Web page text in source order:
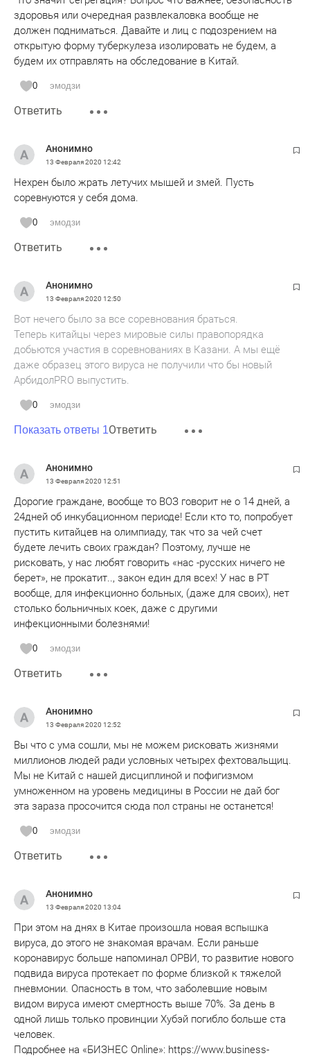
здоровья или очередная развлекаловка вообще не
должен подниматься. Давайте и лиц с подозрением на
открытую форму туберкулеза изолировать не будем, а
будем их отправлять на обследование в Китай.
0 эмодзи
Ответить
Анонимно
13 Февраля 2020 12:42
Нехрен было жрать летучих мышей и змей. Пусть
соревнуются у себя дома.
0 эмодзи
Ответить
Анонимно
13 Февраля 2020 12:50
Вот нечего было за все соревнования браться.
Теперь китайцы через мировые силы правопорядка
добьются участия в соревнованиях в Казани. А мы ещё
даже образец этого вируса не получили что бы новый
АрбидолPRO выпустить.
0 эмодзи
Показать ответы 1Ответить
Анонимно
13 Февраля 2020 12:51
Дорогие граждане, вообще то ВОЗ говорит не о 14 дней, а
24дней об инкубационном периоде! Если кто то, попробует
пустить китайцев на олимпиаду, так что за чей счет
будете лечить своих граждан? Поэтому, лучше не
рисковать, у нас любят говорить «нас -русских ничего не
берет», не прокатит.., закон един для всех! У нас в РТ
вообще, для инфекционно больных, (даже для своих), нет
столько больничных коек, даже с другими
инфекционными болезнями!
0 эмодзи
Ответить
Анонимно
13 Февраля 2020 12:52
Вы что с ума сошли, мы не можем рисковать жизнями
миллионов людей ради условных четырех фехтовальщиц.
Мы не Китай с нашей дисциплиной и пофигизмом
умноженном на уровень медицины в России не дай бог
эта зараза просочится сюда пол страны не останется!
0 эмодзи
Ответить
Анонимно
13 Февраля 2020 13:04
При этом на днях в Китае произошла новая вспышка
вируса, до этого не знакомая врачам. Если раньше
коронавирус больше напоминал ОРВИ, то развитие нового
подвида вируса протекает по форме близкой к тяжелой
пневмонии. Опасность в том, что заболевшие новым
видом вируса имеют смертность выше 70%. За день в
одной лишь только провинции Хубэй погибло больше ста
человек.
Подробнее на «БИЗНЕС Online»: https://www.business-